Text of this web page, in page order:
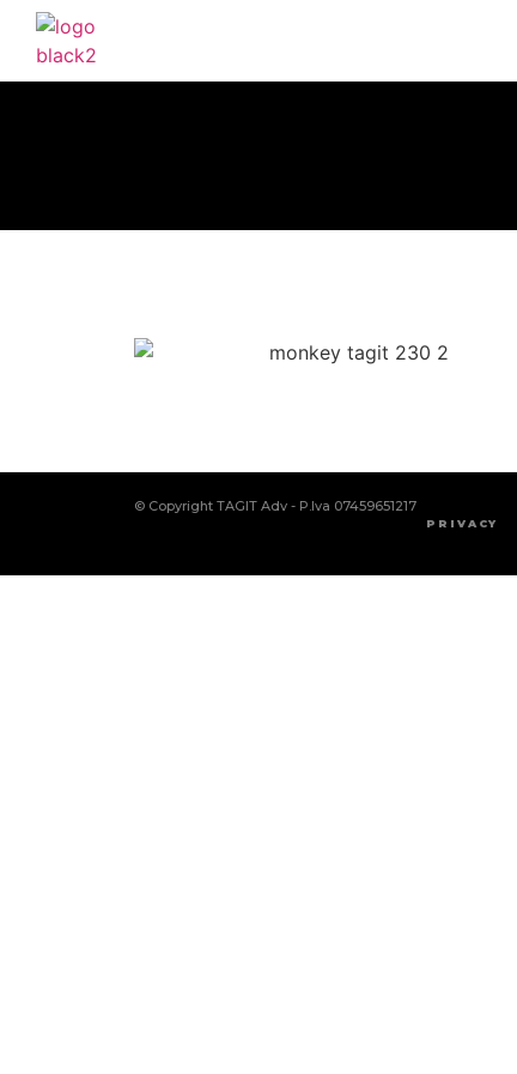
© Copyright TAGIT Adv - P.Iva 07459651217
PRIVACY